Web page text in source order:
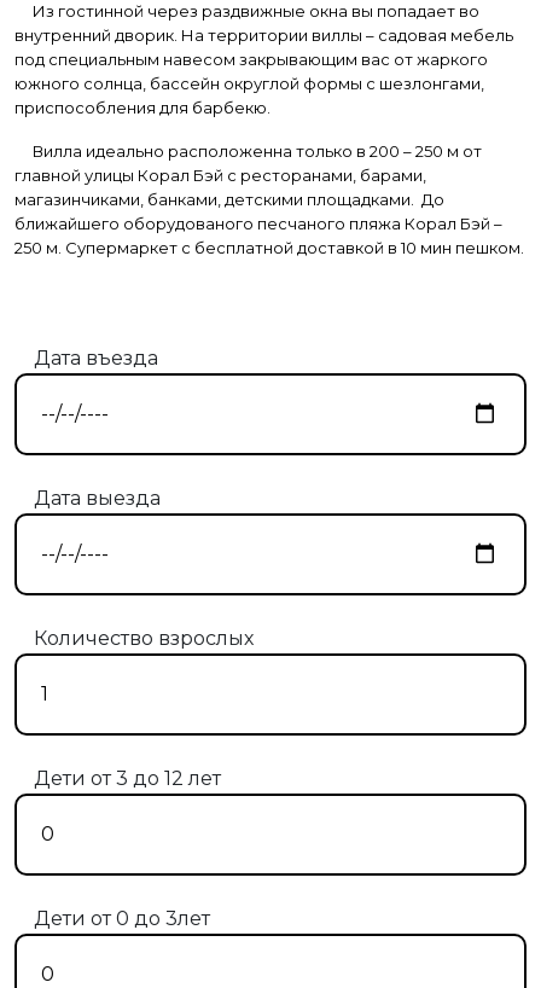
Из гостинной через раздвижные окна вы попадает во
внутренний дворик. На территории виллы – садовая мебель
под специальным навесом закрывающим вас от жаркого
южного солнца, бассейн округлой формы с шезлонгами,
приспособления для барбекю.
Вилла идеально расположенна только в 200 – 250 м от
главной улицы Корал Бэй с ресторанами, барами,
магазинчиками, банками, детскими площадками. До
ближайшего оборудованого песчаного пляжа Корал Бэй –
250 м. Супермаркет с бесплатной доставкой в 10 мин пешком.
Дата въезда
Дата выезда
Количество взрослых
Дети от 3 до 12 лет
Дети от 0 до 3лет